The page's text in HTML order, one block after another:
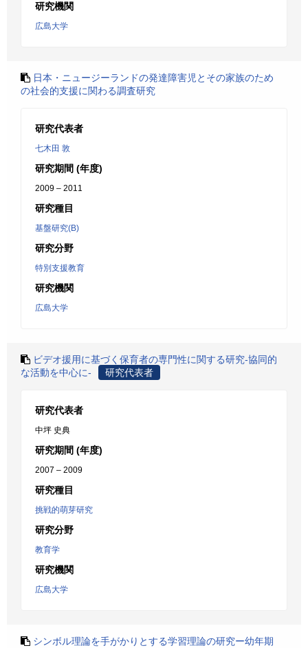
研究機関
広島大学
日本・ニュージーランドの発達障害児とその家族のため
の社会的支援に関わる調査研究
研究代表者
七木田 敦
研究期間 (年度)
2009 – 2011
研究種目
基盤研究(B)
研究分野
特別支援教育
研究機関
広島大学
ビデオ援用に基づく保育者の専門性に関する研究-協同的
な活動を中心に-
研究代表者
研究代表者
中坪 史典
研究期間 (年度)
2007 – 2009
研究種目
挑戦的萌芽研究
研究分野
教育学
研究機関
広島大学
シンボル理論を手がかりとする学習理論の研究ー幼年期